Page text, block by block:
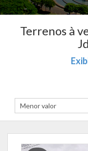
Terrenos à